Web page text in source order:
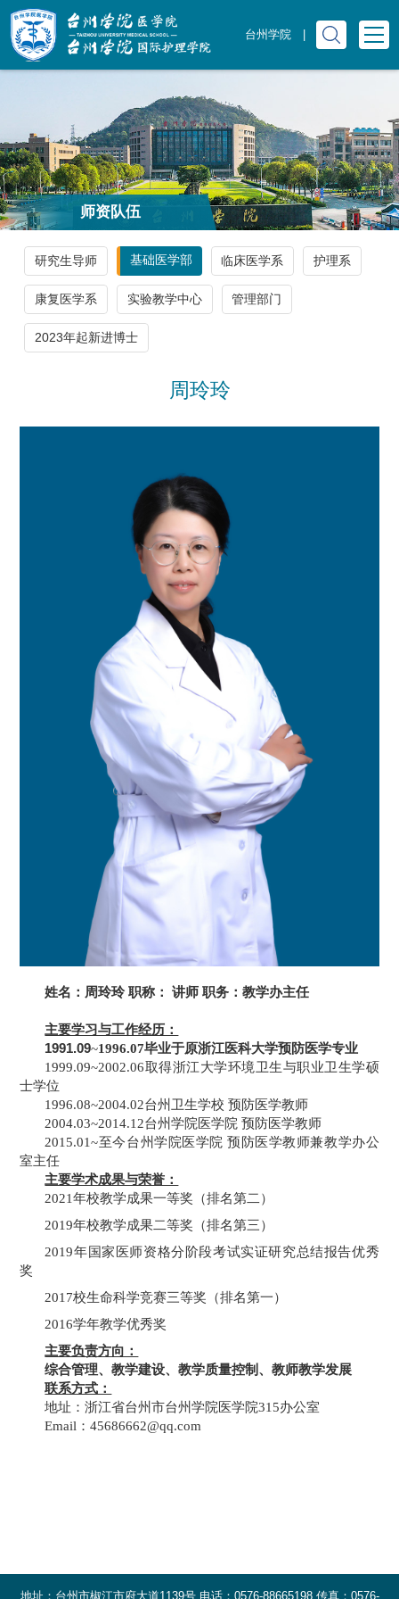
台州学院
师资队伍
研究生导师 基础医学部 临床医学系 护理系
康复医学系 实验教学中心 管理部门
2023年起新进博士
周玲玲
姓名：周玲玲 职称： 讲师 职务：教学办主任
主要学习与工作经历：
1991.09~1996.07毕业于原浙江医科大学预防医学专业
1999.09~2002.06取得浙江大学环境卫生与职业卫生学硕
士学位
1996.08~2004.02台州卫生学校 预防医学教师
2004.03~2014.12台州学院医学院 预防医学教师
2015.01~至今台州学院医学院 预防医学教师兼教学办公
室主任
主要学术成果与荣誉：
2021年校教学成果一等奖（排名第二）
2019年校教学成果二等奖（排名第三）
2019年国家医师资格分阶段考试实证研究总结报告优秀
奖
2017校生命科学竞赛三等奖（排名第一）
2016学年教学优秀奖
主要负责方向：
综合管理、教学建设、教学质量控制、教师教学发展
联系方式：
地址：浙江省台州市台州学院医学院315办公室
Email ：45686662@qq.com
地址：台州市椒江市府大道1139号 电话：0576-88665198 传真：0576-